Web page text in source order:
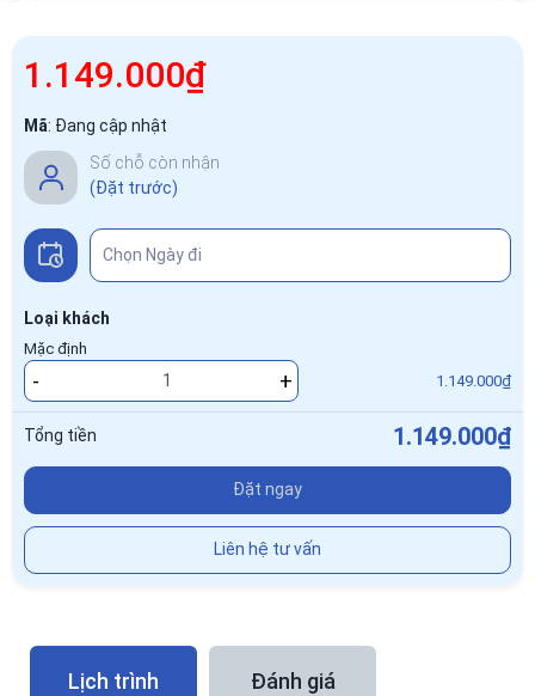
1.149.000₫
Mã: Đang cập nhật
Số chỗ còn nhận
(Đặt trước)
Loại khách
Mặc định
- + 1.149.000₫
Tổng tiền 1.149.000₫
Đặt ngay
Liên hệ tư vấn
Lịch trình Đánh giá